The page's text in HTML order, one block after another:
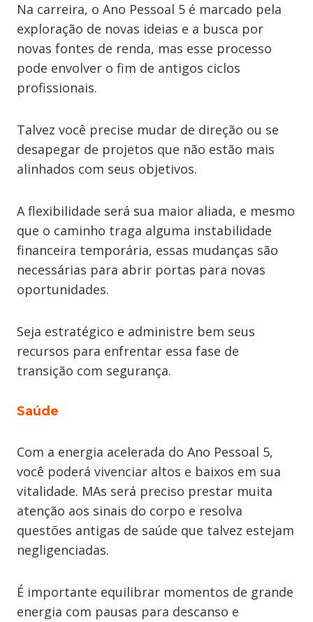
Na carreira, o Ano Pessoal 5 é marcado pela
exploração de novas ideias e a busca por
novas fontes de renda, mas esse processo
pode envolver o fim de antigos ciclos
profissionais.
Talvez você precise mudar de direção ou se
desapegar de projetos que não estão mais
alinhados com seus objetivos.
A flexibilidade será sua maior aliada, e mesmo
que o caminho traga alguma instabilidade
financeira temporária, essas mudanças são
necessárias para abrir portas para novas
oportunidades.
Seja estratégico e administre bem seus
recursos para enfrentar essa fase de
transição com segurança.
Saúde
Com a energia acelerada do Ano Pessoal 5,
você poderá vivenciar altos e baixos em sua
vitalidade. MAs será preciso prestar muita
atenção aos sinais do corpo e resolva
questões antigas de saúde que talvez estejam
negligenciadas.
É importante equilibrar momentos de grande
energia com pausas para descanso e